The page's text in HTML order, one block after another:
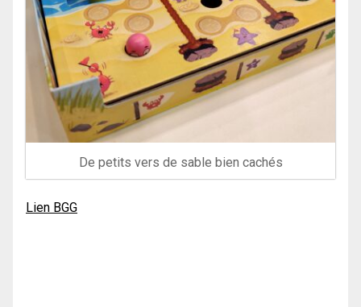
De petits vers de sable bien cachés
Lien BGG